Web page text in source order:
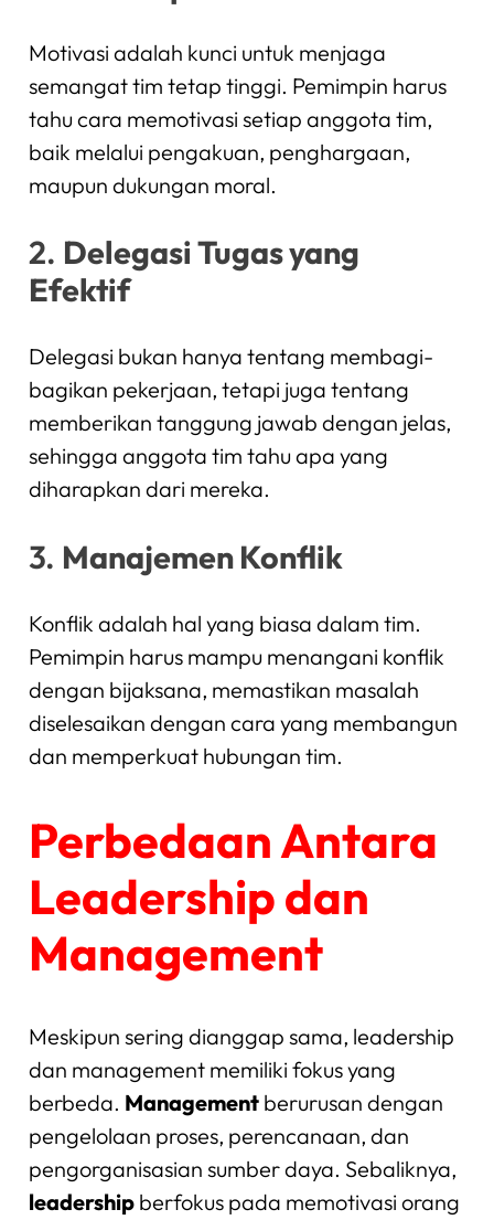
Motivasi adalah kunci untuk menjaga
semangat tim tetap tinggi. Pemimpin harus
tahu cara memotivasi setiap anggota tim,
baik melalui pengakuan, penghargaan,
maupun dukungan moral.
2. Delegasi Tugas yang
Efektif
Delegasi bukan hanya tentang membagi-
bagikan pekerjaan, tetapi juga tentang
memberikan tanggung jawab dengan jelas,
sehingga anggota tim tahu apa yang
diharapkan dari mereka.
3. Manajemen Konflik
Konflik adalah hal yang biasa dalam tim.
Pemimpin harus mampu menangani konflik
dengan bijaksana, memastikan masalah
diselesaikan dengan cara yang membangun
dan memperkuat hubungan tim.
Perbedaan Antara
Leadership dan
Management
Meskipun sering dianggap sama, leadership
dan management memiliki fokus yang
berbeda. Managementberurusan dengan
pengelolaan proses, perencanaan, dan
pengorganisasian sumber daya. Sebaliknya,
leadershipberfokus pada memotivasi orang